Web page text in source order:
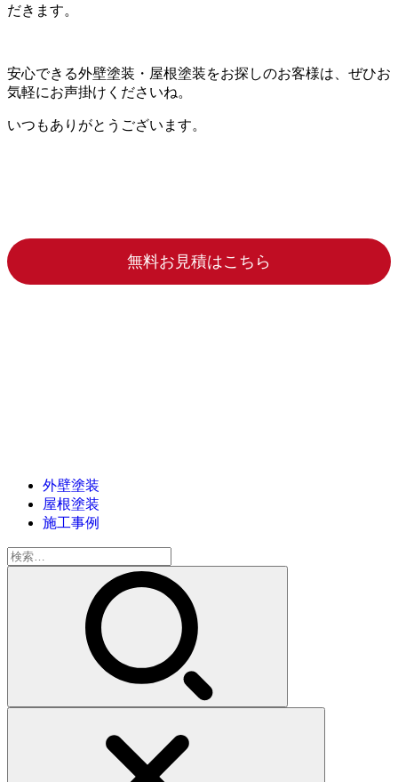
だきます。
安心できる外壁塗装・屋根塗装をお探しのお客様は、ぜひお
気軽にお声掛けくださいね。
いつもありがとうございます。
無料お見積はこちら
外壁塗装
屋根塗装
施工事例
検
索: